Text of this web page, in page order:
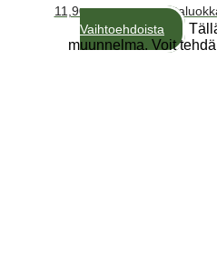
11,90€ – 17,90€
Vaihtoehdoista
muunnelma. Voit